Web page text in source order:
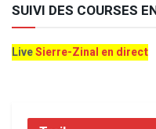
SUIVI DES COURSES
LiveSierre-Zinal en direct